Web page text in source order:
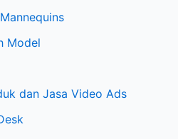
Model
dan Jasa Video Ads